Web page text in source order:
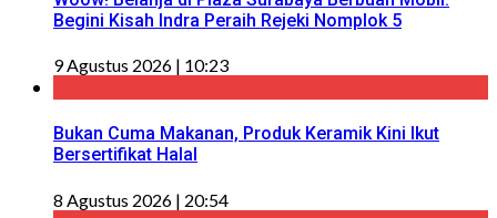
Begini Kisah Indra Peraih Rejeki Nomplok 5
9 Agustus 2026 | 10:23
Bukan Cuma Makanan, Produk Keramik Kini Ikut
Bersertifikat Halal
8 Agustus 2026 | 20:54